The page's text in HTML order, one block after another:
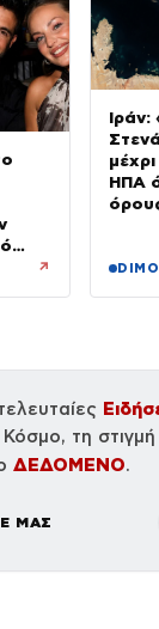
↗
Ιράν:
ΗΠΑ
τη
ΔΕΔΟΜΕΝΟ.
ΜΑΣ